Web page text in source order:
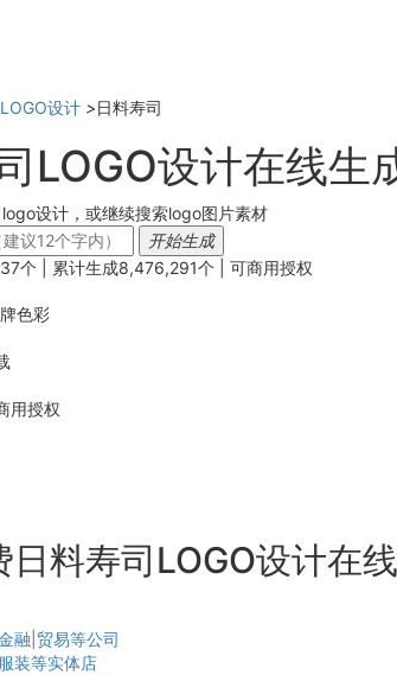
设计 >日料寿司
LOGO设计在线生
设计，或继续搜索logo图片素材
开始生成
个 | 累计生成8,476,291个 | 可商用授权
色彩
用授权
日料寿司LOGO设计在
融|贸易等公司
装等实体店